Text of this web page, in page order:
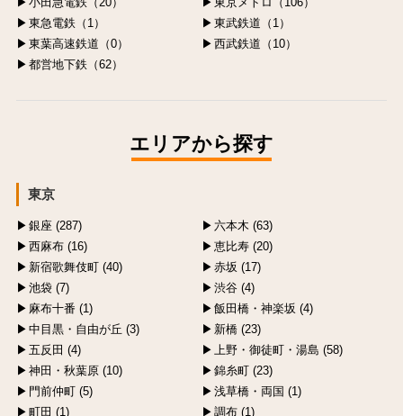
東急電鉄（1）
東武鉄道（1）
東葉高速鉄道（0）
西武鉄道（10）
都営地下鉄（62）
エリアから探す
東京
銀座 (287)
六本木 (63)
西麻布 (16)
恵比寿 (20)
新宿歌舞伎町 (40)
赤坂 (17)
池袋 (7)
渋谷 (4)
麻布十番 (1)
飯田橋・神楽坂 (4)
中目黒・自由が丘 (3)
新橋 (23)
五反田 (4)
上野・御徒町・湯島 (58)
神田・秋葉原 (10)
錦糸町 (23)
門前仲町 (5)
浅草橋・両国 (1)
町田 (1)
調布 (1)